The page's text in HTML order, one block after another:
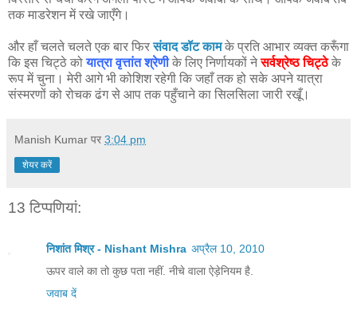
तक माडरेशन में रखे जाएँगे।
और हाँ चलते चलते एक बार फिर संवाद डॉट काम के प्रति आभार व्यक्त करूँगा
कि इस चिट्ठे कोयात्रा वृत्तांत श्रेणीके लिए निर्णायकों नेसर्वश्रेष्ठ चिट्ठेके
रूप में चुना। मेरी आगे भी कोशिश रहेगी कि जहाँ तक हो सके अपने यात्रा
संस्मरणों को रोचक ढंग से आप तक पहुँचाने का सिलसिला जारी रखूँ।
Manish Kumar पर 3:04 pm
शेयर करें
13 टिप्‍पणियां:
निशांत मिश्र - Nishant Mishra अप्रैल 10, 2010
ऊपर वाले का तो कुछ पता नहीं. नीचे वाला ऐड़ेनियम है.
जवाब दें